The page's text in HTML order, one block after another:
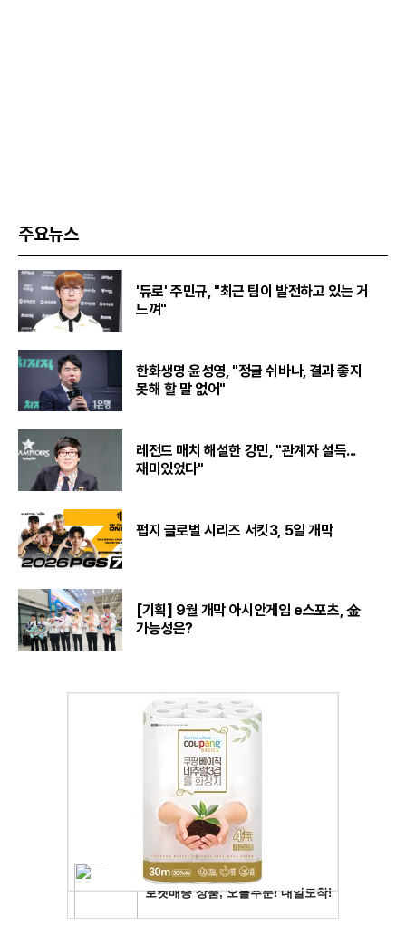
주요뉴스
'듀로' 주민규, "최근 팀이 발전하고 있는 거
느껴"
한화생명 윤성영, "정글 쉬바나, 결과 좋지
못해 할 말 없어"
레전드 매치 해설한 강민, "관계자 설득...
재미있었다"
펍지 글로벌 시리즈 서킷3, 5일 개막
[기획] 9월 개막 아시안게임 e스포츠, 金
가능성은?